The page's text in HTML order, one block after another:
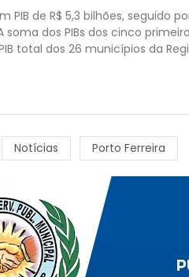
de R$ 5,3 bilhões, seguido
dos PIBs dos cinco
total dos 26 municípios da
Notícias Porto Ferreira